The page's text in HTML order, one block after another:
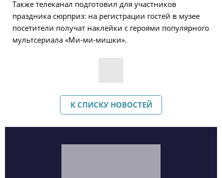
Также телеканал подготовил для участников
праздника сюрприз: на регистрации гостей в музее
посетители получат наклейки с героями популярного
мультсериала «Ми-ми-мишки».
К СПИСКУ НОВОСТЕЙ